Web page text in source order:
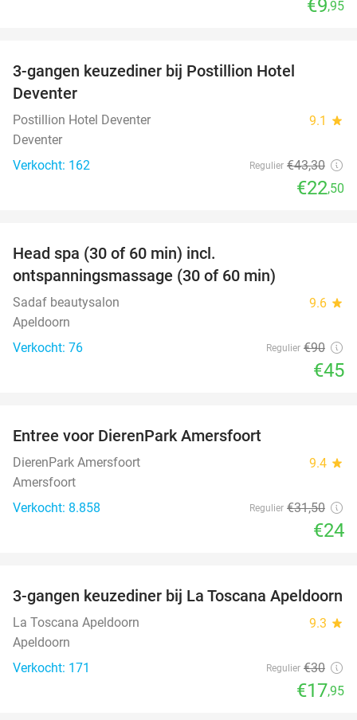
€9,95
3-gangen keuzediner bij Postillion Hotel
Deventer
Postillion Hotel Deventer 9.1 star
Deventer
Verkocht: 162
Regulier €43,30
€22,50
Head spa (30 of 60 min) incl.
ontspanningsmassage (30 of 60 min)
Sadaf beautysalon 9.6 star
Apeldoorn
Verkocht: 76
Regulier €90
€45
Entree voor DierenPark Amersfoort
DierenPark Amersfoort 9.4 star
Amersfoort
Verkocht: 8.858
Regulier €31,50
€24
40%
3-gangen keuzediner bij La Toscana Apeldoorn
La Toscana Apeldoorn 9.3 star
Apeldoorn
Verkocht: 171
Regulier €30
€17,95